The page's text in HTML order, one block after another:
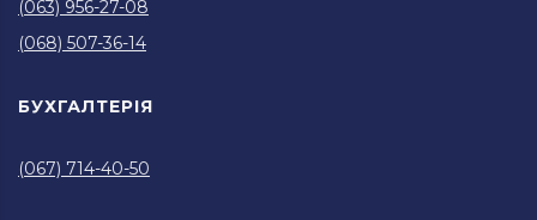
(063) 956-27-08
(068) 507-36-14
БУХГАЛТЕРІЯ
(067) 714-40-50